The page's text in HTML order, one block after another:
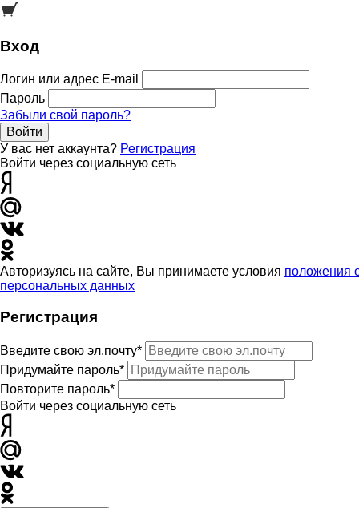
Вход
Логин или адрес E-mail
Пароль
Забыли свой пароль?
Войти
У вас нет аккаунта? Регистрация
Войти через социальную сеть
Авторизуясь на сайте, Вы принимаете условия положения
персональных данных
Регистрация
Введите свою эл.почту*
Придумайте пароль*
Повторите пароль*
Войти через социальную сеть